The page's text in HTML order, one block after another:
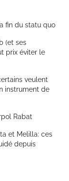
fin du statu quo
(et ses
prix éviter le
veulent
instrument de
Rabat
et Melilla: ces
depuis